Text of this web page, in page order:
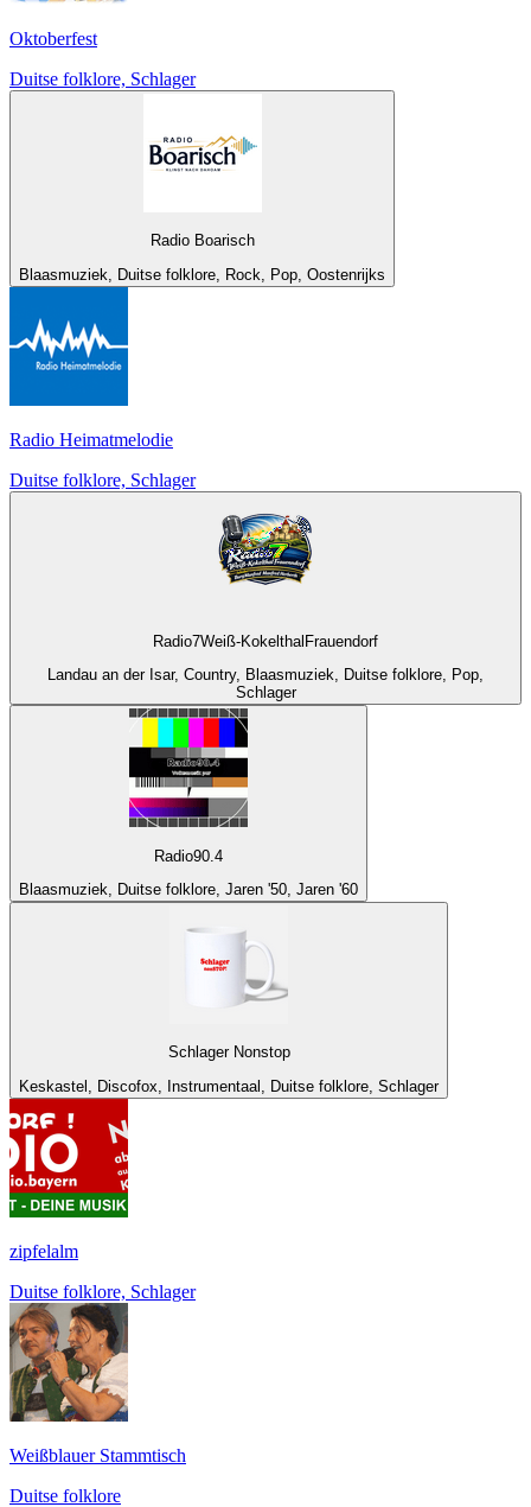
Oktoberfest
Duitse folklore, Schlager
Radio Boarisch
Blaasmuziek, Duitse folklore, Rock, Pop, Oostenrijks
Radio Heimatmelodie
Duitse folklore, Schlager
Radio7Weiß-KokelthalFrauendorf
Landau an der Isar, Country, Blaasmuziek, Duitse folklore, Pop,
Schlager
Radio90.4
Blaasmuziek, Duitse folklore, Jaren '50, Jaren '60
Schlager Nonstop
Keskastel, Discofox, Instrumentaal, Duitse folklore, Schlager
zipfelalm
Duitse folklore, Schlager
Weißblauer Stammtisch
Duitse folklore